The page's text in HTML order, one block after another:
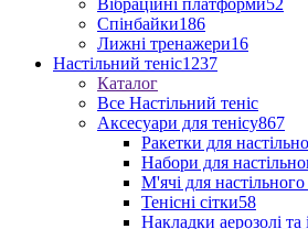
Вібраційні платформи52
Спінбайки186
Лижні тренажери16
Настільний теніс1237
Каталог
Все Настільний теніс
Аксесуари для тенісу867
Ракетки для
Набори для
М'ячі для настільного
Тенісні сітки58
Накладки аерозолі та